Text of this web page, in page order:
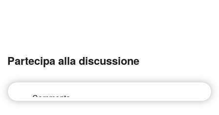
Partecipa alla discussione